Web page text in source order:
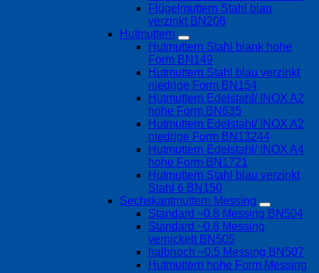
Flügelmuttern Stahl blau
verzinkt BN208
Hutmuttern
Hutmuttern Stahl blank hohe
Form BN149
Hutmuttern Stahl blau verzinkt
niedrige Form BN154
Hutmuttern Edelstahl/ INOX A2
hohe Form BN635
Hutmuttern Edelstahl/ INOX A2
niedrige Form BN13244
Hutmuttern Edelstahl/ INOX A4
hohe Form BN1721
Hutmuttern Stahl blau verzinkt
Stahl 6 BN150
Sechskantmuttern Messing
Standard ~0.8 Messing BN504
Standard ~0.8 Messing
vernickelt BN505
halbhoch ~0.5 Messing BN507
Hutmuttern hohe Form Messing